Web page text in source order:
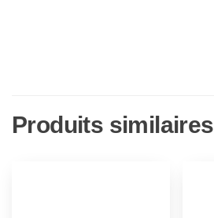
Produits similaires